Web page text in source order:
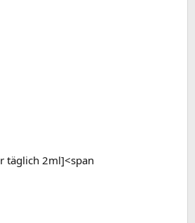
täglich 2ml]<span